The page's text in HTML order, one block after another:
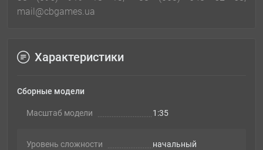
mail@cbgames.ua
Характеристики
Сборные модели
Масштаб модели 1:35
Уровень сложности начальный